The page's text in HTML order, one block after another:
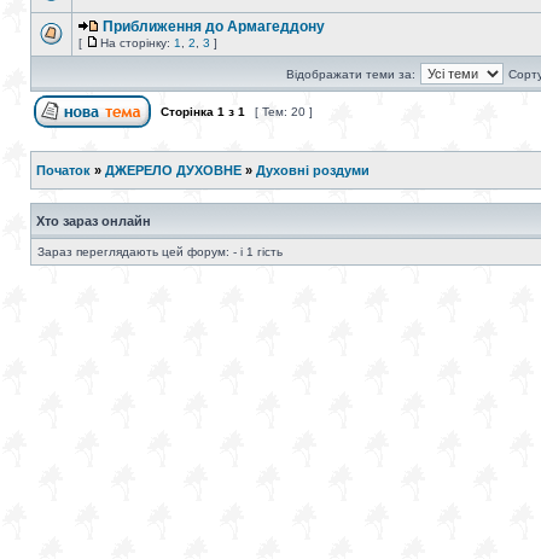
Приближення до Армагеддону
[ На сторінку: 1 2 3 ]
Відображати теми за:
Сторінка 1 з 1 [ Тем: 20 ]
Початок » ДЖЕРЕЛО ДУХОВНЕ » Духовні роздуми
Хто зараз онлайн
Зараз переглядають цей форум: - і 1 гість